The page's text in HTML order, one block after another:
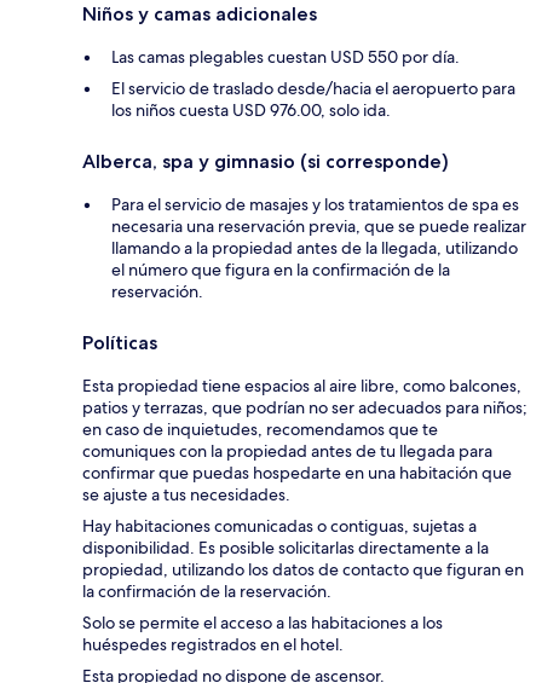
Niños y camas adicionales
Las camas plegables cuestan USD 550 por día.
El servicio de traslado desde/hacia el aeropuerto para
los niños cuesta USD 976.00, solo ida.
Alberca, spa y gimnasio (si corresponde)
Para el servicio de masajes y los tratamientos de spa es
necesaria una reservación previa, que se puede realizar
llamando a la propiedad antes de la llegada, utilizando
el número que figura en la confirmación de la
reservación.
Políticas
Esta propiedad tiene espacios al aire libre, como balcones,
patios y terrazas, que podrían no ser adecuados para niños;
en caso de inquietudes, recomendamos que te
comuniques con la propiedad antes de tu llegada para
confirmar que puedas hospedarte en una habitación que
se ajuste a tus necesidades.
Hay habitaciones comunicadas o contiguas, sujetas a
disponibilidad. Es posible solicitarlas directamente a la
propiedad, utilizando los datos de contacto que figuran en
la confirmación de la reservación.
Solo se permite el acceso a las habitaciones a los
huéspedes registrados en el hotel.
Esta propiedad no dispone de ascensor.